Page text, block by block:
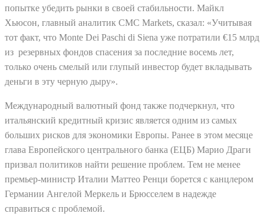
попытке убедить рынки в своей стабильности. Майкл
Хьюсон, главный аналитик CMC Markets, сказал: «Учитывая
тот факт, что Monte Dei Paschi di Siena уже потратили €15 млрд
из резервных фондов спасения за последние восемь лет,
только очень смелый или глупый инвестор будет вкладывать
деньги в эту черную дыру».
Международный валютный фонд также подчеркнул, что
итальянский кредитный кризис является одним из самых
больших рисков для экономики Европы. Ранее в этом месяце
глава Европейского центрального банка (ЕЦБ) Марио Драги
призвал политиков найти решение проблем. Тем не менее
премьер-министр Италии Маттео Ренци борется с канцлером
Германии Ангелой Меркель и Брюсселем в надежде
справиться с проблемой.